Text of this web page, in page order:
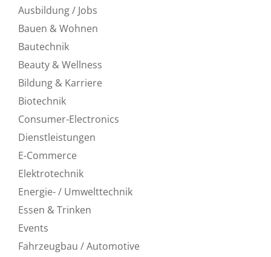
Ausbildung / Jobs
Bauen & Wohnen
Bautechnik
Beauty & Wellness
Bildung & Karriere
Biotechnik
Consumer-Electronics
Dienstleistungen
E-Commerce
Elektrotechnik
Energie- / Umwelttechnik
Essen & Trinken
Events
Fahrzeugbau / Automotive